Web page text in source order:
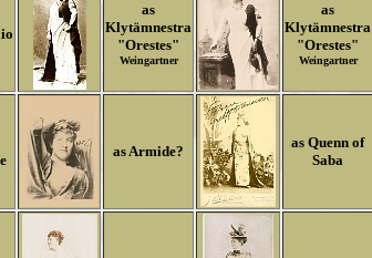
as
Klytämnestra
"Orestes"
Weingartner
as
Klytämnestra
"Orestes"
Weingartner
as Armide?
as Quenn of
Saba